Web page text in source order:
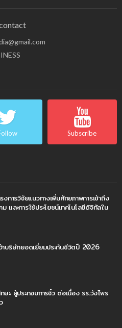
Subscribe
การวิจัยแนวทางเพิ่มศักยภาพการเข้าถึง
และการใช้ประโยชน์เทคโนโลยีดิจิทัลใน
าบริษัทยอดเยี่ยมประกันชีวิตปี 2026
ะ ผู้ประกอบการจิ๋ว ต่อเนื่อง รร.วังไพร